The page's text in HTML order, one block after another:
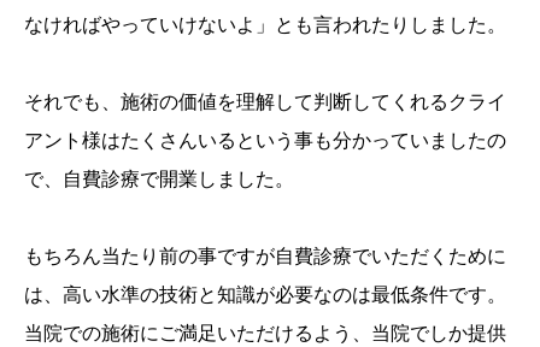
なければやっていけないよ」とも言われたりしました。
それでも、施術の価値を理解して判断してくれるクライ
アント様はたくさんいるという事も分かっていましたの
で、自費診療で開業しました。
もちろん当たり前の事ですが自費診療でいただくために
は、高い水準の技術と知識が必要なのは最低条件です。
当院での施術にご満足いただけるよう、当院でしか提供